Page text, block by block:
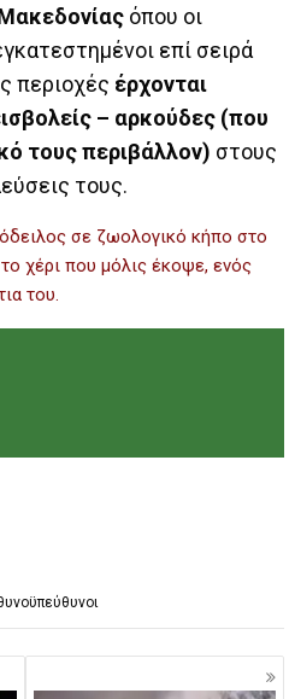
όπου οι
επί σειρά
περιοχές έρχονται
– αρκούδες (που
τους περιβάλλον) στους
τους.
σε ζωολογικό κήπο στο
χέρι που μόλις έκοψε, ενός
του.